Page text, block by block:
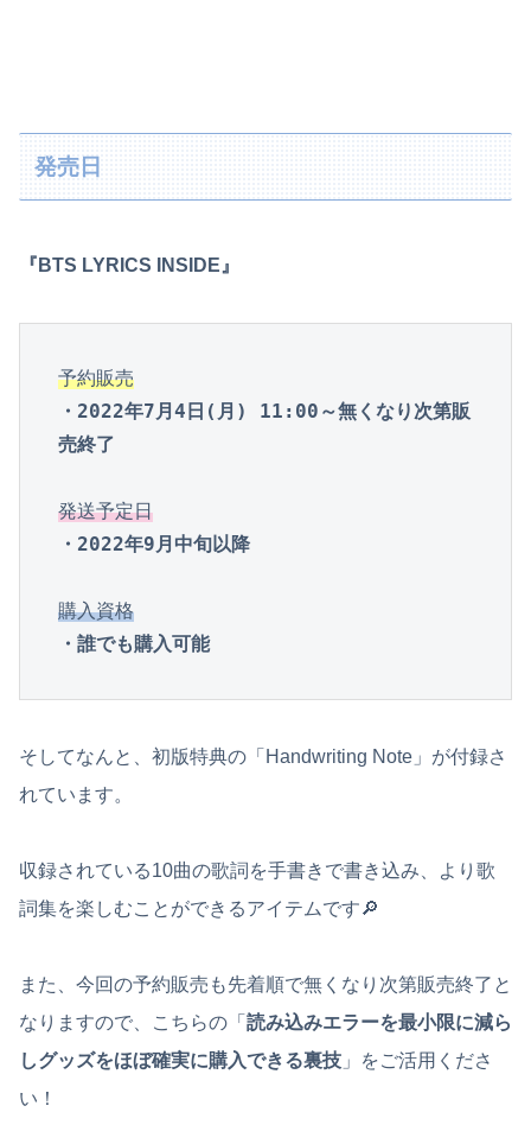
発売日
『BTS LYRICS INSIDE』
予約販売
・2022年7月4日(月) 11:00～無くなり次第販
売終了
発送予定日
・2022年9月中旬以降
購入資格
・誰でも購入可能
そしてなんと、初版特典の「Handwriting Note」が付録さ
れています。
収録されている10曲の歌詞を手書きで書き込み、より歌
詞集を楽しむことができるアイテムです🔎
また、今回の予約販売も先着順で無くなり次第販売終了と
なりますので、こちらの「 読み込みエラーを最小限に減ら
しグッズをほぼ確実に購入できる裏技 」をご活用くださ
い！